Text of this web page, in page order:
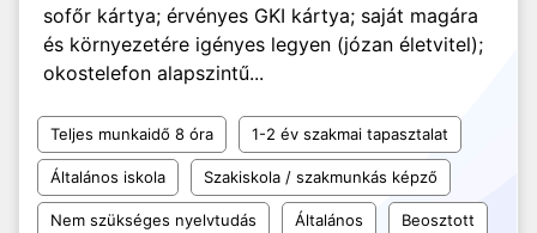
sofőr kártya; érvényes GKI kártya; saját magára
és környezetére igényes legyen (józan életvitel);
okostelefon alapszintű...
Teljes munkaidő 8 óra 1-2 év szakmai tapasztalat
Általános iskola Szakiskola / szakmunkás képző
Nem szükséges nyelvtudás Általános Beosztott